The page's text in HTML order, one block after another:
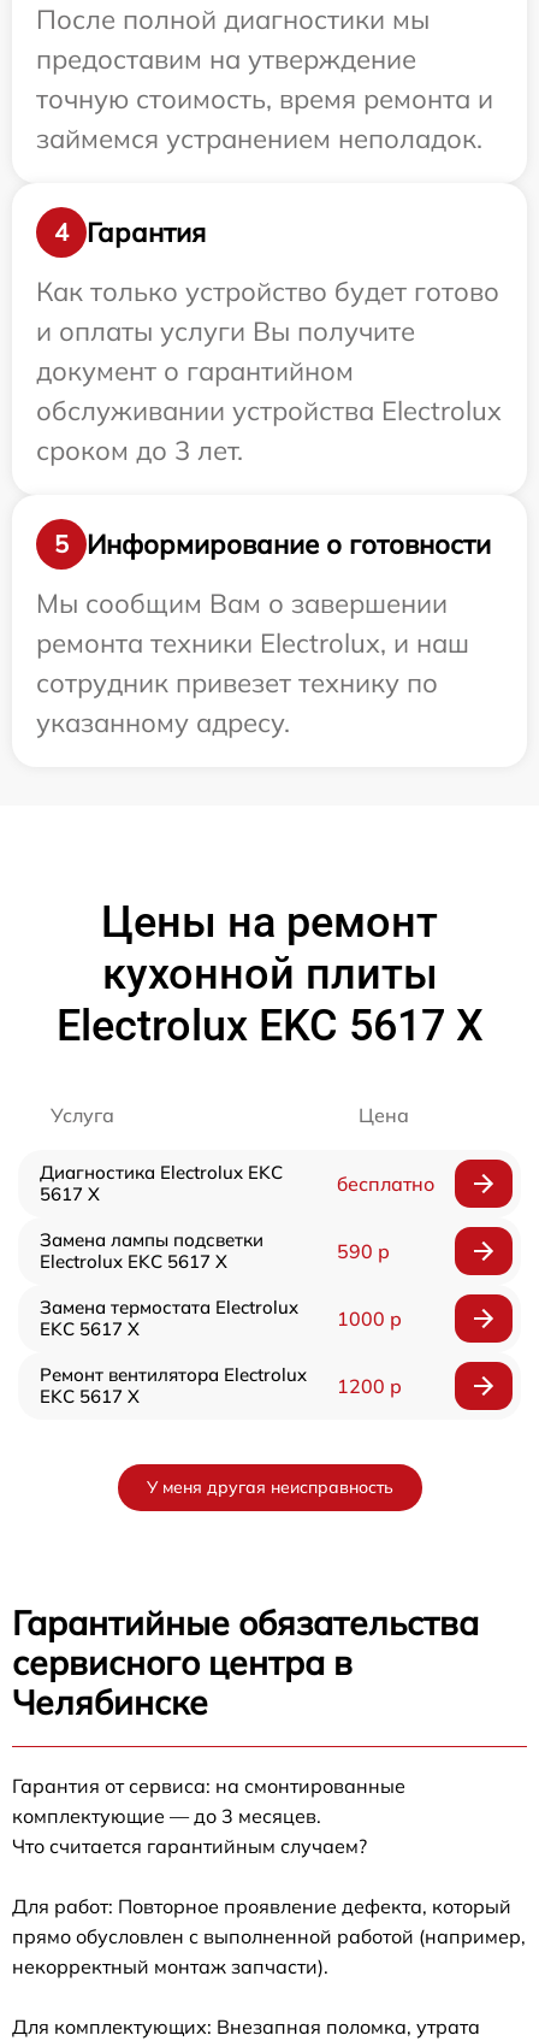
После полной диагностики мы
предоставим на утверждение
точную стоимость, время ремонта и
займемся устранением неполадок.
4
Гарантия
Как только устройство будет готово
и оплаты услуги Вы получите
документ о гарантийном
обслуживании устройства Electrolux
сроком до 3 лет.
5
Информирование о готовности
Мы сообщим Вам о завершении
ремонта техники Electrolux, и наш
сотрудник привезет технику по
указанному адресу.
Цены на ремонт
кухонной плиты
Electrolux EKC 5617 X
Услуга Цена
Диагностика Electrolux EKC
5617 X
бесплатно
Замена лампы подсветки
Electrolux EKC 5617 X
590 р
Замена термостата Electrolux
EKC 5617 X
1000 р
Ремонт вентилятора Electrolux
EKC 5617 X
1200 р
У меня другая неисправность
Гарантийные обязательства
сервисного центра в
Челябинске
Гарантия от сервиса: на смонтированные
комплектующие — до 3 месяцев.
Что считается гарантийным случаем?
Для работ: Повторное проявление дефекта, который
прямо обусловлен с выполненной работой (например,
некорректный монтаж запчасти).
Для комплектующих: Внезапная поломка, утрата